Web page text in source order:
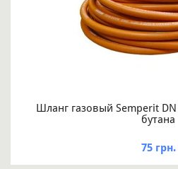
Шланг газовый Semperit
бутана
75 грн.